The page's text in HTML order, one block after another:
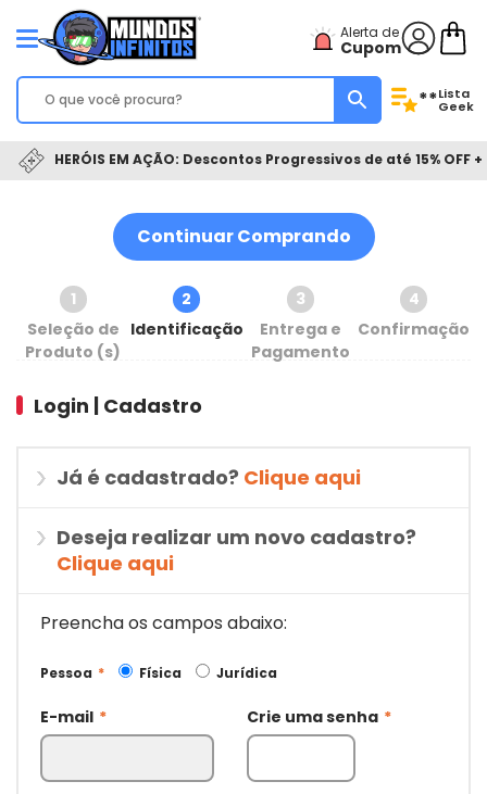
Alerta de
Cupom
**Lista
Geek
HERÓIS EM AÇÃO: Descontos Progressivos de até 15% OFF
Continuar Comprando
1
Seleção de
Produto (s)
2
Identificação
3
Entrega e
Pagamento
4
Confirmação
Login | Cadastro
Já é cadastrado? Clique aqui
Deseja realizar um novo cadastro?
Clique aqui
Preencha os campos abaixo:
Pessoa * Física Jurídica
E-mail * Crie uma senha *